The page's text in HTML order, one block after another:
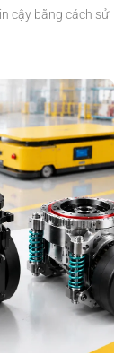
cậy bằng cách sử